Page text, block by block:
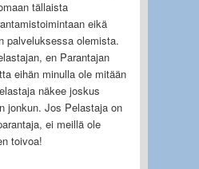
tällaista
eikä
palveluksessa olemista.
en Parantajan
eihän minulla ole mitään
näkee joskus
jonkun. Jos Pelastaja on
ei meillä ole
toivoa!